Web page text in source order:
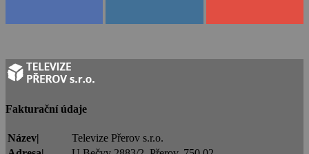
Fakturační údaje
Název|
Televize Přerov s.r.o.